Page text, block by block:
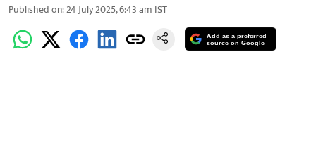
Published on:24 July 2025, 6:43 am IST
Add as a preferred
source on Google